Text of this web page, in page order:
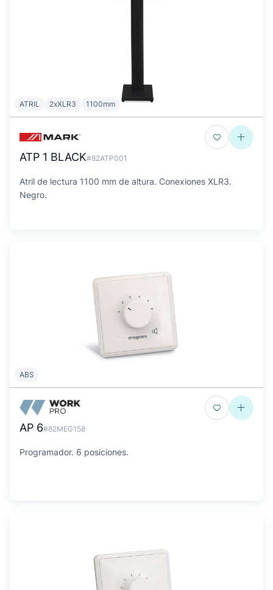
ATRIL 2xXLR3 1100mm
ATP 1 BLACK#82ATP001
Atril de lectura 1100 mm de altura. Conexiones XLR3.
Negro.
ABS
AP 6#82MEG158
Programador. 6 posiciones.